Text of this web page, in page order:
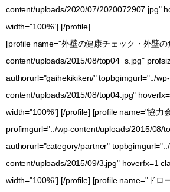
content/uploads/2020/07/2020072907.jpg"
width="100%"] [/profile]
[profile name="外壁の健康チェック・外壁
content/uploads/2015/08/top04_s.jpg"
authorurl="gaihekikiken/" topbgimgurl="../wp-
content/uploads/2015/08/top04.jpg"
width="100%"] [/profile] [profile name="協力
profimgurl="../wp-content/uploads/2015/08/
authorurl="category/partner"
content/uploads/2015/09/3.jpg" hoverfx=1
width="100%"] [/profile] [profile name="ドロ